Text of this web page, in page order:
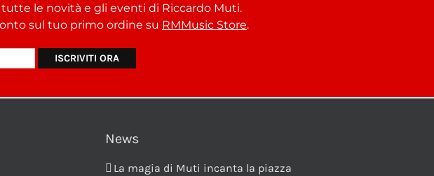
le novità e gli eventi di Riccardo Muti.
sul tuo primo ordine su RMMusic Store.
News
La magia di Muti incanta la piazza